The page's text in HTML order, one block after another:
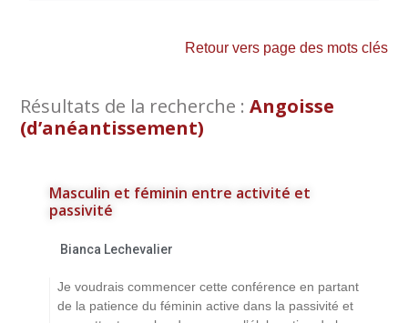
Retour vers page des mots clés
Résultats de la recherche : Angoisse
(d’anéantissement)
Masculin et féminin entre activité et
passivité
Bianca Lechevalier
Je voudrais commencer cette conférence en partant
de la patience du féminin active dans la passivité et